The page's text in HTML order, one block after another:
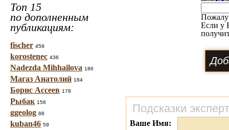
Топ 15
по дополненным
публикациям:
fischer 459
korostenec 436
Nadezda Mihhailova 186
Магаз Анатолий 184
Борис Ассеев 178
Рыбак 156
ggeolog 88
kuban46 59
Если у
Подсказки
Ваше Имя: